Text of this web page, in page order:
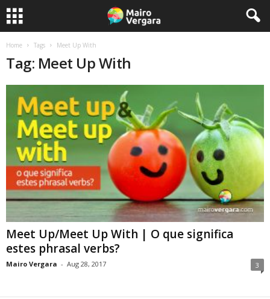
Home Tags Meet Up With
Tag: Meet Up With
Meet Up/Meet Up With | O que significa
estes phrasal verbs?
Mairo Vergara - Aug 28, 2017 3